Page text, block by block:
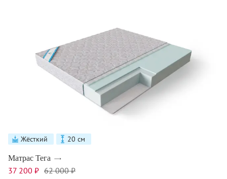
Жёсткий 20 см
Матрас Тега
37 200 ₽ 62 000 ₽